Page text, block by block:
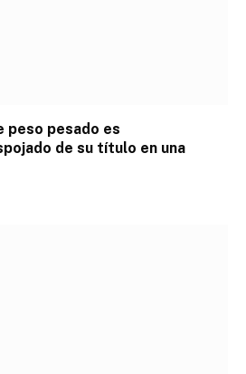
peso pesado es
de su título en una